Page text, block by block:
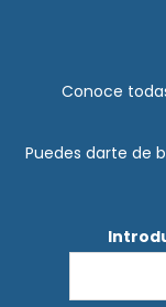
Conoce
Puedes darte de